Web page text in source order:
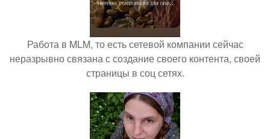
Работа в MLM, то есть сетевой компании сейчас
неразрывно связана с создание своего контента, своей
страницы в соц сетях.